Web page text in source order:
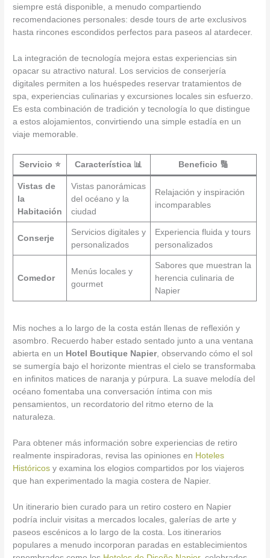
siempre está disponible, a menudo compartiendo
recomendaciones personales: desde tours de arte exclusivos
hasta rincones escondidos perfectos para paseos al atardecer.
La integración de tecnología mejora estas experiencias sin
opacar su atractivo natural. Los servicios de conserjería
digitales permiten a los huéspedes reservar tratamientos de
spa, experiencias culinarias y excursiones locales sin esfuerzo.
Es esta combinación de tradición y tecnología lo que distingue
a estos alojamientos, convirtiendo una simple estadía en un
viaje memorable.
Servicio ⭐ Característica 📊 Beneficio 🔢
Vistas de
la
Habitación
Vistas panorámicas
del océano y la
ciudad
Relajación y inspiración
incomparables
Conserje
Servicios digitales y
personalizados
Experiencia fluida y tours
personalizados
Comedor
Menús locales y
gourmet
Sabores que muestran la
herencia culinaria de
Napier
Mis noches a lo largo de la costa están llenas de reflexión y
asombro. Recuerdo haber estado sentado junto a una ventana
abierta en un Hotel Boutique Napier, observando cómo el sol
se sumergía bajo el horizonte mientras el cielo se transformaba
en infinitos matices de naranja y púrpura. La suave melodía del
océano fomentaba una conversación íntima con mis
pensamientos, un recordatorio del ritmo eterno de la
naturaleza.
Para obtener más información sobre experiencias de retiro
realmente inspiradoras, revisa las opiniones en Hoteles
Históricos y examina los elogios compartidos por los viajeros
que han experimentado la magia costera de Napier.
Un itinerario bien curado para un retiro costero en Napier
podría incluir visitas a mercados locales, galerías de arte y
paseos escénicos a lo largo de la costa. Los itinerarios
populares a menudo incorporan paradas en establecimientos